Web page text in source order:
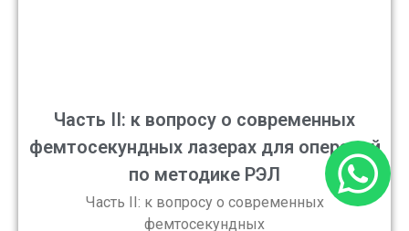
Часть II: к вопросу о современных
фемтосекундных лазерах для операций
по методике РЭЛ
Часть II: к вопросу о современных
фемтосекундных